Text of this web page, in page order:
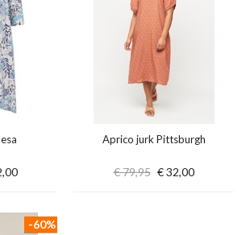
Aprico jurk Pittsburgh
€ 79,95 € 32,00
-60%